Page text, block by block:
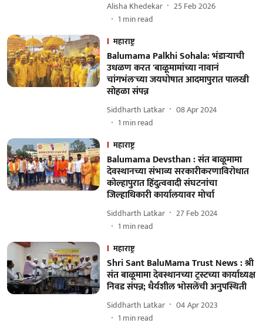
Alisha Khedekar
25 Feb 2026
1 min read
महाराष्ट्र
Balumama Palkhi Sohala: भंडाऱ्याची
उधळण करत 'बाळूमामांच्या नावानं
चांगभंल'च्या जयघोषात आदमापुरात पालखी
सोहळा संपन्न
Siddharth Latkar
08 Apr 2024
1 min read
महाराष्ट्र
Balumama Devsthan : संत बाळूमामा
देवस्थानच्या संभाव्य सरकारीकरणाविरोधात
कोल्हापुरात हिंदुत्ववादी संघटनांचा
जिल्हाधिकारी कार्यालयावर माेर्चा
Siddharth Latkar
27 Feb 2024
1 min read
महाराष्ट्र
Shri Sant BaluMama Trust News : श्री
संत बाळूमामा देवस्थानच्या ट्रस्टच्या कार्याध्यक्ष
निवड संपन्न; धैर्यशील भोसलेंची अनुपस्थिती
Siddharth Latkar
04 Apr 2023
1 min read